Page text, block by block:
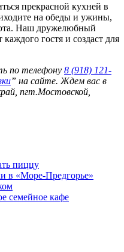
прекрасной кухней в
на обеды и ужины,
Наш дружелюбный
гостя и создаст для
по телефону 8 (918) 121-
” на сайте. Ждем вас в
пгт.Мостовской,
пиццу
в «Море-Предгорье»
семейное кафе